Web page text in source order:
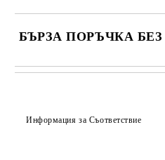
БЪРЗА ПОРЪЧКА
САМО
Информация за Съответствие